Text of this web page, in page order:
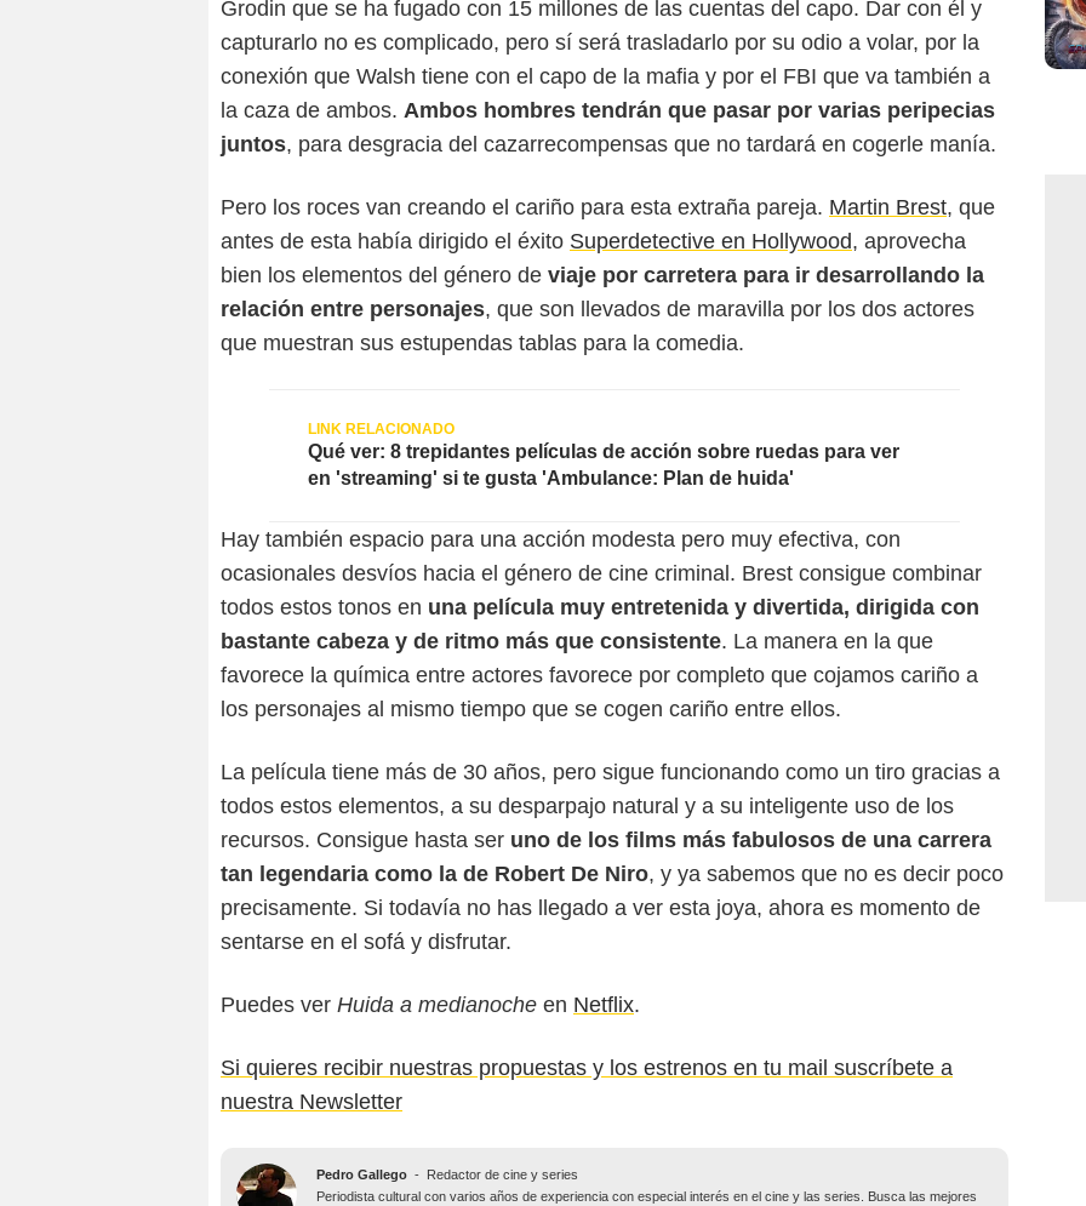
Grodin que se ha fugado con 15 millones de las cuentas del capo. Dar con él y
capturarlo no es complicado, pero sí será trasladarlo por su odio a volar, por la
conexión que Walsh tiene con el capo de la mafia y por el FBI que va también a
la caza de ambos. Ambos hombres tendrán que pasar por varias peripecias
juntos, para desgracia del cazarrecompensas que no tardará en cogerle manía.
Pero los roces van creando el cariño para esta extraña pareja. Martin Brest, que
antes de esta había dirigido el éxito Superdetective en Hollywood, aprovecha
bien los elementos del género de viaje por carretera para ir desarrollando la
relación entre personajes, que son llevados de maravilla por los dos actores
que muestran sus estupendas tablas para la comedia.
Qué ver: 8 trepidantes películas de acción sobre ruedas para ver
en 'streaming' si te gusta 'Ambulance: Plan de huida'
Hay también espacio para una acción modesta pero muy efectiva, con
ocasionales desvíos hacia el género de cine criminal. Brest consigue combinar
todos estos tonos en una película muy entretenida y divertida, dirigida con
bastante cabeza y de ritmo más que consistente. La manera en la que
favorece la química entre actores favorece por completo que cojamos cariño a
los personajes al mismo tiempo que se cogen cariño entre ellos.
La película tiene más de 30 años, pero sigue funcionando como un tiro gracias a
todos estos elementos, a su desparpajo natural y a su inteligente uso de los
recursos. Consigue hasta ser uno de los films más fabulosos de una carrera
tan legendaria como la de Robert De Niro, y ya sabemos que no es decir poco
precisamente. Si todavía no has llegado a ver esta joya, ahora es momento de
sentarse en el sofá y disfrutar.
Puedes ver Huida a medianoche en Netflix.
Si quieres recibir nuestras propuestas y los estrenos en tu mail suscríbete a
nuestra Newsletter
Pedro Gallego -
Redactor de cine y series
Periodista cultural con varios años de experiencia con especial interés en el cine y las series. Busca las mejores